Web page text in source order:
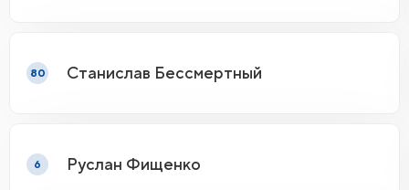
80 Станислав Бессмертный
6 Руслан Фищенко